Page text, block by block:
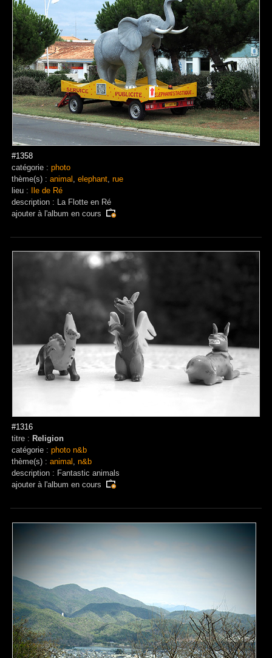
#1358
catégorie : photo
thème(s) : animal elephant rue
lieu : Ile de Ré
description : La Flotte en Ré
ajouter à l'album en cours
#1316
titre : Religion
catégorie : photo n&b
thème(s) : animal , n&b
description : Fantastic animals
ajouter àl'album en cours